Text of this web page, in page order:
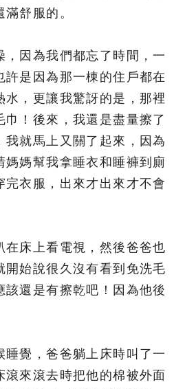
舒服的。
因為我們都忘了時間，一
許是因為那一棟的住戶都在
，更讓我驚訝的是，那裡
！後來，我還是盡量擦了
就馬上又關了起來，因為
媽幫我拿睡衣和睡褲到廁
完衣服，出來才出來才不會
在床上看電視，然後爸爸也
開始說很久沒有看到免洗毛
該還是有擦乾吧！因為他後
覺，爸爸躺上床時叫了一
來滾去時把他的棉被外面